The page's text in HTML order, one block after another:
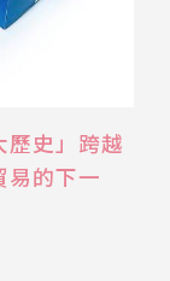
歷史」跨越
易的下一